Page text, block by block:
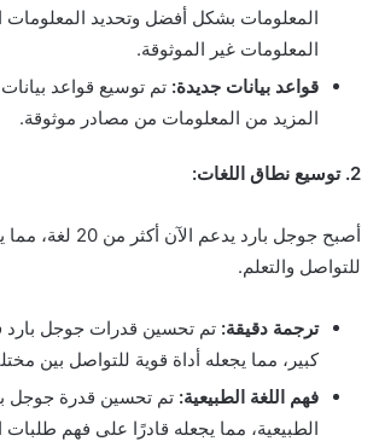
المعلومات بشكل أفضل وتحديد المعلومات
المعلومات غير الموثوقة.
قواعد بيانات جديدة: تم توسيع قواعد
المزيد من المعلومات من مصادر موثوقة.
2. توسيع نطاق اللغات:
أصبح جوجل بارد يدعم
للتواصل والتعلم.
ترجمة دقيقة: تم تحسين قدرات جوجل
كبير، مما يجعله أداة قوية للتواصل بين
فهم اللغة الطبيعية: تم تحسين قدرة جوجل
الطبيعية، مما يجعله قادرًا على فهم